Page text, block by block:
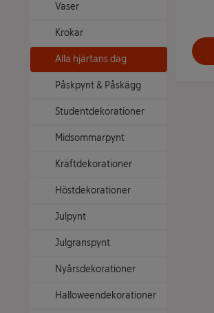
Vaser
Krokar
Alla hjärtans dag
Påskpynt & Påskägg
Studentdekorationer
Midsommarpynt
Kräftdekorationer
Höstdekorationer
Julpynt
Julgranspynt
Nyårsdekorationer
Halloweendekorationer